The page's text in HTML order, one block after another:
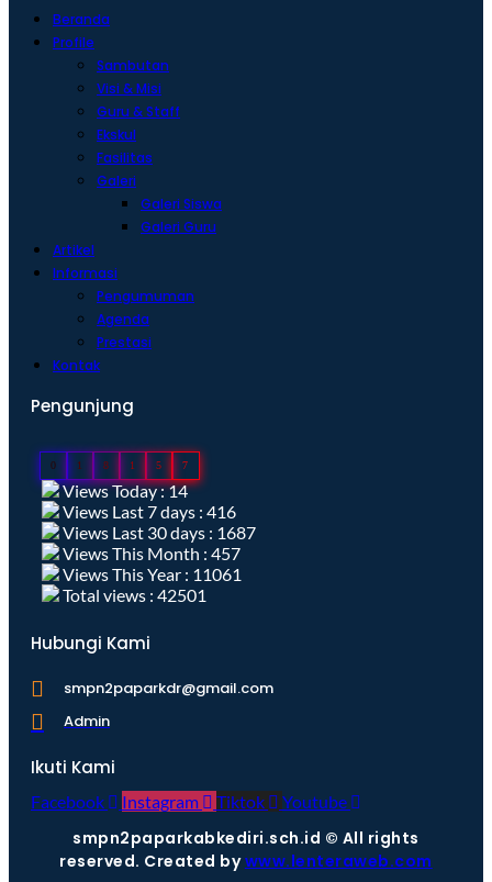
Beranda
Profile
Sambutan
Visi & Misi
Guru & Staff
Ekskul
Fasilitas
Galeri
Galeri Siswa
Galeri Guru
Artikel
Informasi
Pengumuman
Agenda
Prestasi
Kontak
Pengunjung
0 1 8 1 5 7
Views Today : 14
Views Last 7 days : 416
Views Last 30 days : 1687
Views This Month : 457
Views This Year : 11061
Total views : 42501
Hubungi Kami
smpn2paparkdr@gmail.com
Admin
Ikuti Kami
Facebook Instagram Tiktok Youtube
smpn2paparkabkediri.sch.id © All rights
reserved. Created bywww.lenteraweb.com